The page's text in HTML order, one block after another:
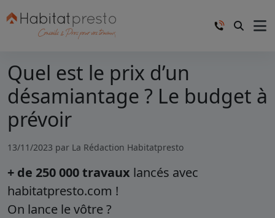
Quel est le prix d’un
désamiantage ? Le budget à
prévoir
13/11/2023 par La Rédaction Habitatpresto
+ de 250 000 travaux lancés avec
habitatpresto.com !
On lance le vôtre ?